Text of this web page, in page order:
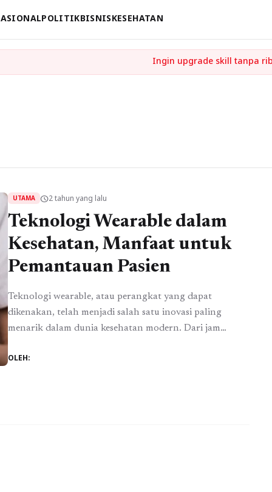
POLITIKBISNISKESEHATAN
UTAMA schedule2 tahun yang lalu
Teknologi Wearable dalam
Kesehatan, Manfaat untuk
Pemantauan Pasien
Teknologi wearable, atau perangkat yang dapat
dikenakan, telah menjadi salah satu inovasi paling
menarik dalam dunia kesehatan modern. Dari jam
hingga perangkat yang lebih canggih yang bisa melacak
OLEH: